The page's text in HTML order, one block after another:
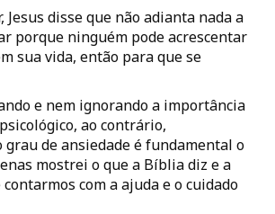
Jesus disse que não adianta nada a
porque ninguém pode acrescentar
sua vida, então para que se
e nem ignorando a importância
ao contrário,
grau de ansiedade é fundamental o
mostrei o que a Bíblia diz e a
com a ajuda e o cuidado